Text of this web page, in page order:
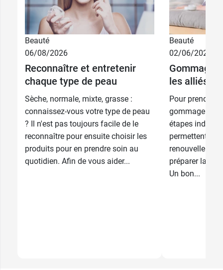
Beauté
06/08/2026
Reconnaître et entretenir
chaque type de peau
Sèche, normale, mixte, grasse :
connaissez-vous votre type de peau
? Il n'est pas toujours facile de le
reconnaître pour ensuite choisir les
produits pour en prendre soin au
quotidien. Afin de vous aider...
Beauté
02/06/2026
Gommage
les alliés
Pour prendre
gommage et
étapes
permettent
préparer la
Un bon...